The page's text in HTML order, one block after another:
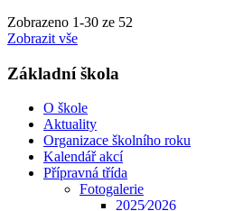
Zobrazeno 1-30 ze 52
Zobrazit vše
Základní škola
O škole
Aktuality
Organizace školního roku
Kalendář akcí
Přípravná třída
Fotogalerie
2025⁄2026